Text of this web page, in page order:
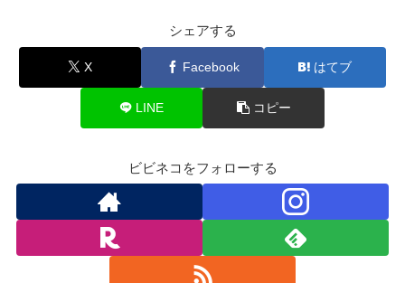
シェアする
X Facebook はてブ
LINE コピー
ビビネコをフォローする